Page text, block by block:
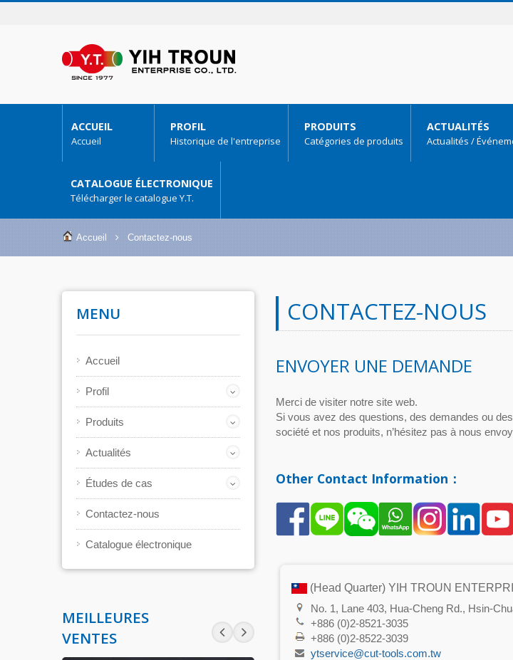
ACCUEIL
Accueil
PROFIL
Historique de l'entreprise
PRODUITS
Catégories de produits
ACTUALITÉS
Actualités /
CATALOGUE ÉLECTRONIQUE
Télécharger le catalogue Y.T.
Accueil Contactez-nous
MENU
Accueil
Profil
Produits
Actualités
Études de cas
Contactez-nous
Catalogue électronique
MEILLEURES
VENTES
CONTACTEZ-NOUS
ENVOYER UNE DEMANDE
Merci de visiter notre site web.
Si vous avez des questions, des demandes ou
société et nos produits, n’hésitez pas à nous
Other Contact Information：
(Head Quarter) YIH TROUN
No. 1, Lane 403, Hua-Cheng Rd., Hsin-
+886 (0)2-8521-3035
+886 (0)2-8522-3039
ytservice@cut-tools.com.tw